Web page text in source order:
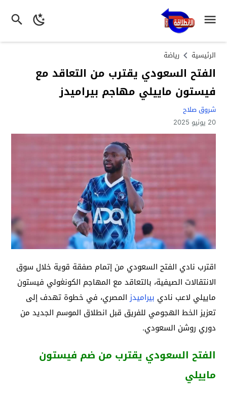
الرئيسية رياضة
الفتح السعودي يقترب من التعاقد مع
فيستون ماييلي مهاجم بيراميدز
شروق صلاح
20 يونيو 2025
اقترب نادي الفتح السعودي من إتمام صفقة قوية خلال سوق
الانتقالات الصيفية، بالتعاقد مع المهاجم الكونغولي فيستون
ماييلي لاعب نادي بيراميدز المصري، في خطوة تهدف إلى
تعزيز الخط الهجومي للفريق قبل انطلاق الموسم الجديد من
دوري روشن السعودي.
الفتح السعودي يقترب من ضم فيستون
ماييلي